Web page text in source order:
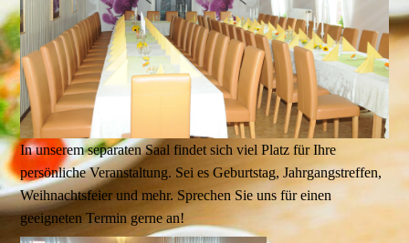
In unserem separaten Saal findet sich viel Platz für Ihre
persönliche Veranstaltung. Sei es Geburtstag, Jahrgangstreffen,
Weihnachtsfeier und mehr. Sprechen Sie uns für einen
geeigneten Termin gerne an!